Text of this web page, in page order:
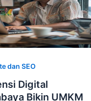
dan SEO
Digital
Bikin UMKM